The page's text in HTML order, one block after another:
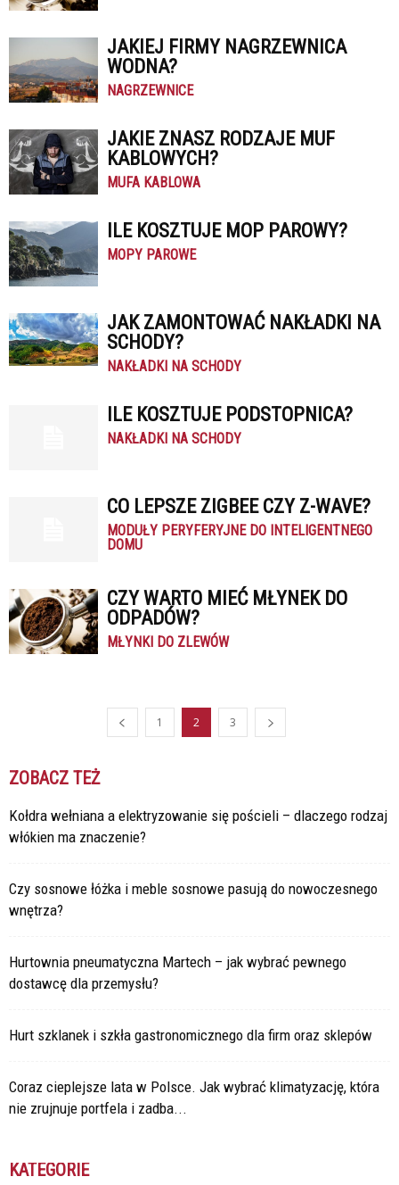
JAKIEJ FIRMY NAGRZEWNICA
WODNA?
NAGRZEWNICE
JAKIE ZNASZ RODZAJE MUF
KABLOWYCH?
MUFA KABLOWA
ILE KOSZTUJE MOP PAROWY?
MOPY PAROWE
JAK ZAMONTOWAĆ NAKŁADKI NA
SCHODY?
NAKŁADKI NA SCHODY
ILE KOSZTUJE PODSTOPNICA?
NAKŁADKI NA SCHODY
CO LEPSZE ZIGBEE CZY Z-WAVE?
MODUŁY PERYFERYJNE DO INTELIGENTNEGO
DOMU
CZY WARTO MIEĆ MŁYNEK DO
ODPADÓW?
MŁYNKI DO ZLEWÓW
1 2 3
ZOBACZ TEŻ
Kołdra wełniana a elektryzowanie się pościeli – dlaczego rodzaj
włókien ma znaczenie?
Czy sosnowe łóżka i meble sosnowe pasują do nowoczesnego
wnętrza?
Hurtownia pneumatyczna Martech – jak wybrać pewnego
dostawcę dla przemysłu?
Hurt szklanek i szkła gastronomicznego dla firm oraz sklepów
Coraz cieplejsze lata w Polsce. Jak wybrać klimatyzację, która
nie zrujnuje portfela i zadba...
KATEGORIE